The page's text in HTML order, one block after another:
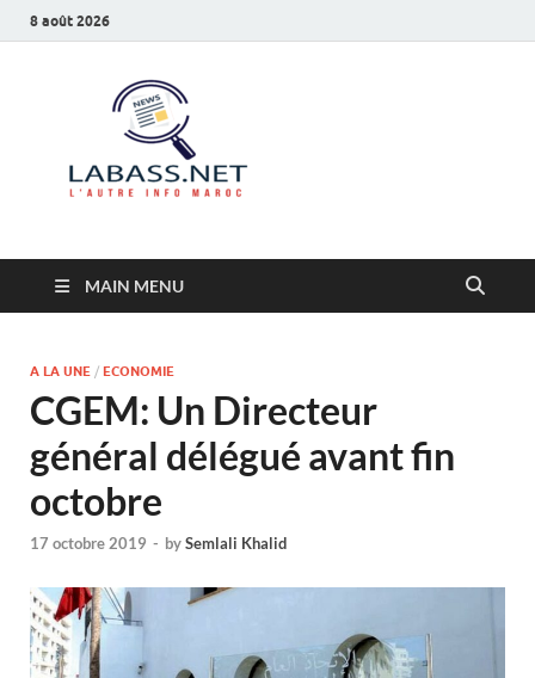
8 août 2026
MAIN MENU
A LA UNE / ECONOMIE
CGEM: Un Directeur
général délégué avant fin
octobre
17 octobre 2019 - bySemlali Khalid